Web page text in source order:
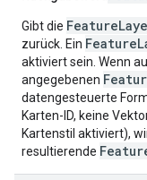
Gibt die
zurück. Ein
aktiviert sein. Wenn
angegebenen
datengesteuerte
Karten-ID, keine
Kartenstil aktiviert),
resultierende